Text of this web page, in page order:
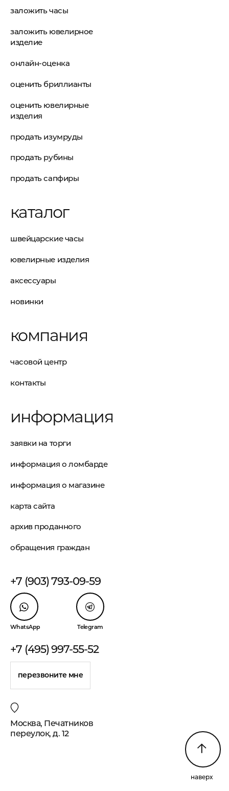
заложить часы
заложить ювелирное
изделие
онлайн-оценка
оценить бриллианты
оценить ювелирные
изделия
продать изумруды
продать рубины
продать сапфиры
каталог
швейцарские часы
ювелирные изделия
аксессуары
новинки
компания
часовой центр
контакты
информация
заявки на торги
информация о ломбарде
информация о магазине
карта сайта
архив проданного
обращения граждан
+7 (903) 793-09-59
WhatsApp Telegram
+7 (495) 997-55-52
перезвоните мне
Москва, Печатников
переулок, д. 12
наверх